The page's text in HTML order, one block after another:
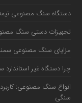
دستگاه سنگ مصنوعی نیمه
تجهیزات دستی سنگ
مزایای سنگ مصنوعی
چرا دستگاه غیر
انواع سنگ مصنوعی:
سنگی